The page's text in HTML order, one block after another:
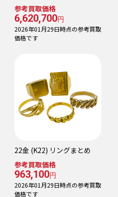
参考買取価格
6,620,700円
2026年01月29日時点の参考買取
価格です
22金 (K22) リングまとめ
参考買取価格
963,100円
2026年01月29日時点の参考買取
価格です